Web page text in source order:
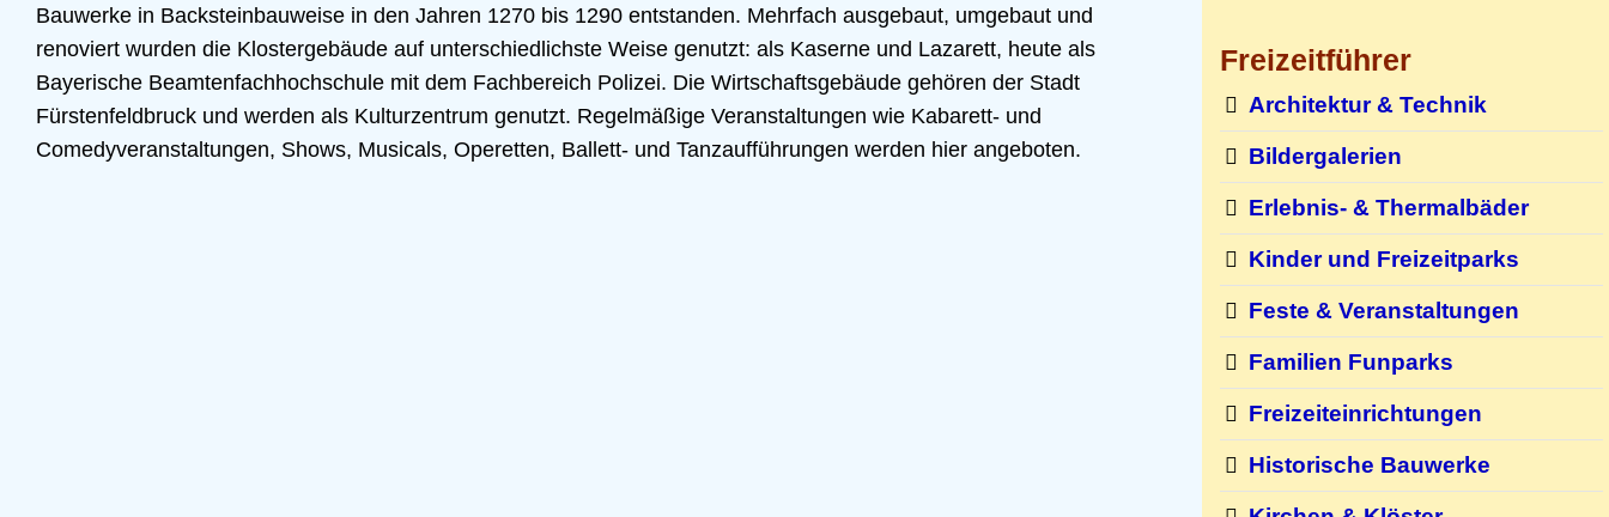
Bauwerke in Backsteinbauweise in den Jahren 1270 bis 1290 entstanden. Mehrfach ausgebaut, umgebaut und
renoviert wurden die Klostergebäude auf unterschiedlichste Weise genutzt: als Kaserne und Lazarett, heute als
Bayerische Beamtenfachhochschule mit dem Fachbereich Polizei. Die Wirtschaftsgebäude gehören der Stadt
Fürstenfeldbruck und werden als Kulturzentrum genutzt. Regelmäßige Veranstaltungen wie Kabarett- und
Comedyveranstaltungen, Shows, Musicals, Operetten, Ballett- und Tanzaufführungen werden hier angeboten.
Freizeitführer
Architektur & Technik
Bildergalerien
Erlebnis- & Thermalbäder
Kinder und Freizeitparks
Feste & Veranstaltungen
Familien Funparks
Freizeiteinrichtungen
Historische Bauwerke